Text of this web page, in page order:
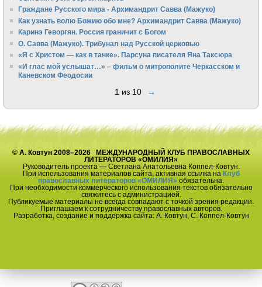
Граждане Русского мира - Архимандрит Савва (Мажуко)
Как узнать волю Божию обо мне? Архимандрит Савва (Мажуко)
Каринэ Геворгян. Россия граничит с Богом
О. Савва (Мажуко). Трибунал над Русской церковью
«Я с Христом — как в танке». Парсуна писателя Яна Таксюра
«И глас мой услышат…» – фильм о митрополите Черкасском и
Каневском Феодосии
1 из 10 →
© А. Ковтун 2008–2026 МЕЖДУНАРОДНЫЙ КЛУБ ПРАВОСЛАВНЫХ
ЛИТЕРАТОРОВ «ОМИЛИЯ»
Руководитель проекта — Светлана Анатольевна Коппел-Ковтун.
При использования материалов сайта, активная ссылка на Клуб
православных литераторов «ОМИЛИЯ» обязательна.
При необходимости коммерческого использования текстов обязательно
свяжитесь с администрацией.
Публикуемые материалы не всегда совпадают с точкой зрения редакции.
Приглашаем к сотрудничеству православных авторов.
Разработка, создание и поддержка сайта: А. Ковтун, С. Коппел-Ковтун